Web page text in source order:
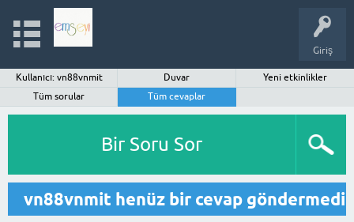
Giriş
Kullanıcı: vn88vnmit Duvar
Yeni etkinlikler
Tüm sorular
Tüm cevaplar
Bir Soru Sor
vn88vnmit henüz bir cevap göndermedi